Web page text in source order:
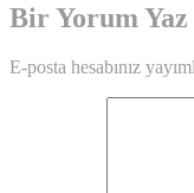
Bir Yorum Yaz
E-posta hesabınız